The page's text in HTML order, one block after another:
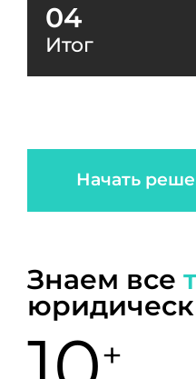
04
Итог
Начать
Знаем все
+